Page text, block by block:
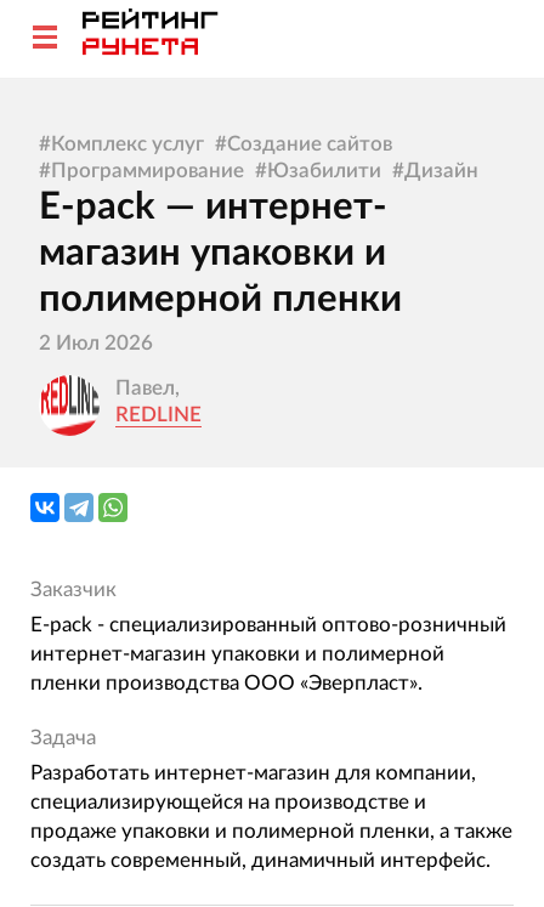
#Комплекс услуг #Создание сайтов
#Программирование #Юзабилити #Дизайн
E-pack — интернет-
магазин упаковки и
полимерной пленки
2 Июл 2026
Павел,
REDLINE
Заказчик
E-pack - cпециализированный оптово-розничный
интернет-магазин упаковки и полимерной
пленки производства ООО «Эверпласт».
Задача
Разработать интернет-магазин для компании,
специализирующейся на производстве и
продаже упаковки и полимерной пленки, а также
создать современный, динамичный интерфейс.